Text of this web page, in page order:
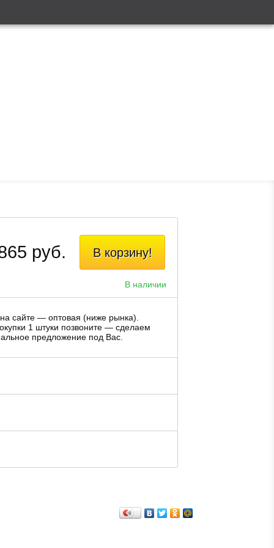
В корзину!
В наличии
руб.
сайте — оптовая (ниже рынка).
1 штуки позвоните — сделаем
предложение под Вас.